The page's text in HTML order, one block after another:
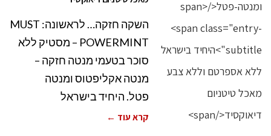
השקה חזקה… לראשונה: MUST
POWERMINT – מסטיק ללא
סוכר בטעמי מנטה חזקה –
מנטה אקליפטוס ומנטה
פטל. היחיד בישראל
קרא עוד ←